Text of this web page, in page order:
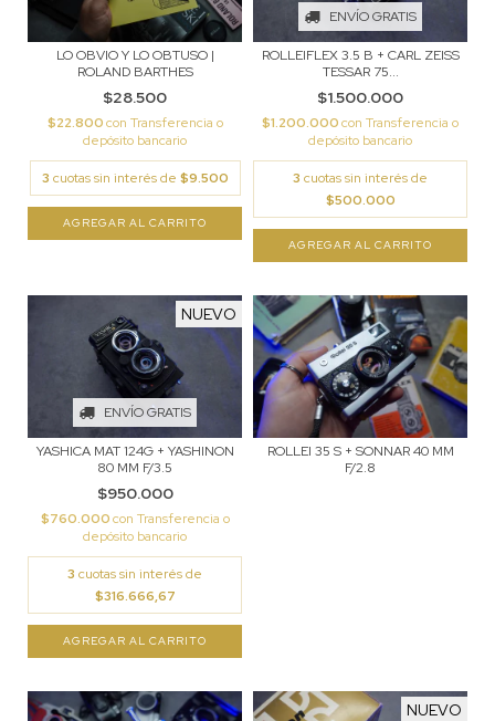
LO OBVIO Y LO OBTUSO |
ROLAND BARTHES
$28.500
$22.800con Transferencia o
depósito bancario
3 cuotas sin interés de $9.500
ENVÍO GRATIS
ROLLEIFLEX 3.5 B + CARL ZEISS
TESSAR 75...
$1.500.000
$1.200.000con Transferencia o
depósito bancario
3 cuotas sin interés de
$500.000
ENVÍO GRATIS
NUEVO
YASHICA MAT 124G + YASHINON
80 MM F/3.5
$950.000
$760.000con Transferencia o
depósito bancario
3 cuotas sin interés de
$316.666,67
ROLLEI 35 S + SONNAR 40 MM
F/2.8
NUEVO